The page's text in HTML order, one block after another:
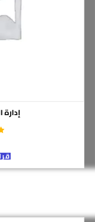
إدارة